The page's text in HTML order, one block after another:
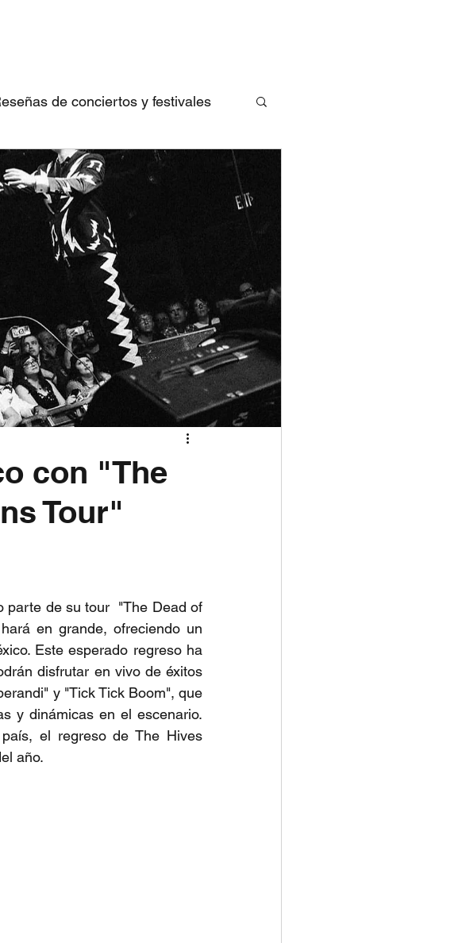
de conciertos y festivales
bandas
con "The
Tour"
de su tour  "The Dead of
en grande, ofreciendo un
Este esperado regreso ha
disfrutar en vivo de éxitos
y "Tick Tick Boom", que
y dinámicas en el escenario.
el regreso de The Hives
año.